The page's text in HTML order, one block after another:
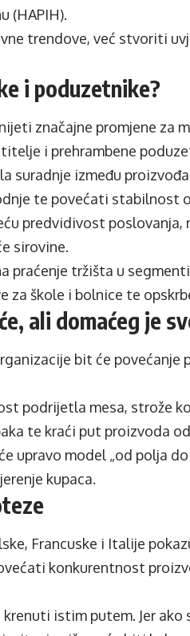
(HAPIH).
trendove, već stvoriti
i poduzetnike?
značajne promjene za
i prehrambene
suradnje između
te povećati stabilnost
predvidivost poslovanja,
sirovine.
praćenje tržišta u
za škole i bolnice te
ali domaćeg je
bit će povećanje
podrijetla mesa, strože
te kraći put proizvoda
upravo model „od polja
kupaca.
Francuske i Italije
konkurentnost
istim putem. Jer